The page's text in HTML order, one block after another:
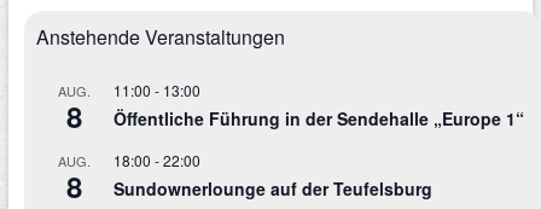
Anstehende Veranstaltungen
AUG.
8
11:00 - 13:00
Öffentliche Führung in der Sendehalle „Europe 1“
AUG.
8
18:00 -22:00
Sundownerlounge auf der Teufelsburg